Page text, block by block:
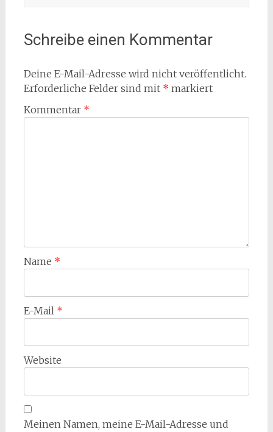
Schreibe einen Kommentar
Deine E-Mail-Adresse wird nicht veröffentlicht.
Erforderliche Felder sind mit * markiert
Kommentar *
Name *
E-Mail *
Website
Meinen Namen, meine E-Mail-Adresse und